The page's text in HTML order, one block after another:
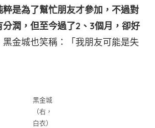
是為了幫忙朋友才參加，不過對
潤，但至今過了2、3個月，卻好
黑金城也笑稱：「我朋友可能是失
黑金城
（右，
白衣）